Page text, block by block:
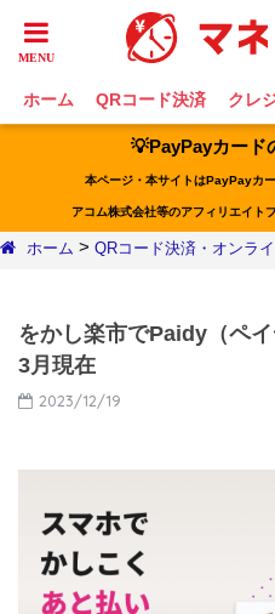
ホーム QRコード決済 クレ
💡PayPayカード
本ページ・本サイトはPayPayカ
アコム株式会社等のアフィリエイト
ホーム > QRコード決済・オンラ
をかし楽市でPaidy（ペ
3月現在
2023/12/19